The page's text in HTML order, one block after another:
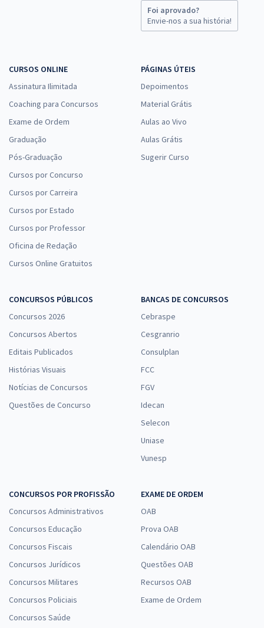
Foi aprovado?
Envie-nos a sua história!
CURSOS ONLINE
Assinatura Ilimitada
Coaching para Concursos
Exame de Ordem
Graduação
Pós-Graduação
Cursos por Concurso
Cursos por Carreira
Cursos por Estado
Cursos por Professor
Oficina de Redação
Cursos Online Gratuitos
PÁGINAS ÚTEIS
Depoimentos
Material Grátis
Aulas ao Vivo
Aulas Grátis
Sugerir Curso
CONCURSOS PÚBLICOS
Concursos 2026
Concursos Abertos
Editais Publicados
Histórias Visuais
Notícias de Concursos
Questões de Concurso
BANCAS DE CONCURSOS
Cebraspe
Cesgranrio
Consulplan
FCC
FGV
Idecan
Selecon
Uniase
Vunesp
CONCURSOS POR PROFISSÃO
Concursos Administrativos
Concursos Educação
Concursos Fiscais
Concursos Jurídicos
Concursos Militares
Concursos Policiais
Concursos Saúde
EXAME DE ORDEM
OAB
Prova OAB
Calendário OAB
Questões OAB
Recursos OAB
Exame de Ordem